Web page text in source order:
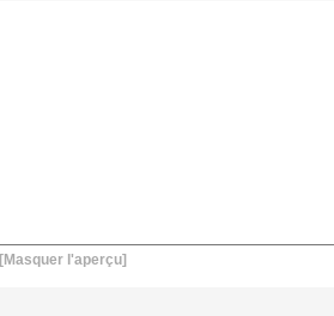
[Masquer l'aperçu]